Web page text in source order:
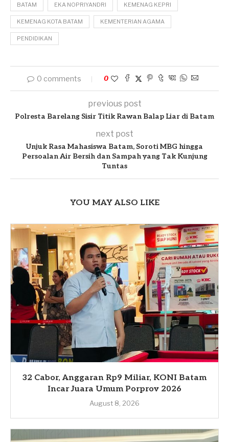
BATAM EKA NOPRIYANDRI KEMENAG KEPRI
KEMENAG KOTA BATAM KEMENTERIAN AGAMA
PENDIDIKAN
0 comments 0
previous post
Polresta Barelang Sisir Titik Rawan Balap Liar di Batam
next post
Unjuk Rasa Mahasiswa Batam, Soroti MBG hingga
Persoalan Air Bersih dan Sampah yang Tak Kunjung
Tuntas
YOU MAY ALSO LIKE
32 Cabor, Anggaran Rp9 Miliar, KONI Batam
Incar Juara Umum Porprov 2026
August 8, 2026